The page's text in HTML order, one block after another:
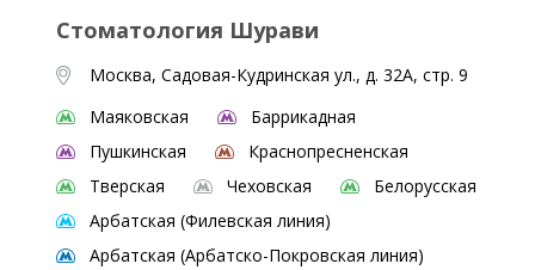
Стоматология Шурави
Москва, Садовая-Кудринская ул., д. 32А, стр. 9
Маяковская
Баррикадная
Пушкинская
Краснопресненская
Тверская
Чеховская
Белорусская
Арбатская (Филевская линия)
Арбатская (Арбатско-Покровская линия)